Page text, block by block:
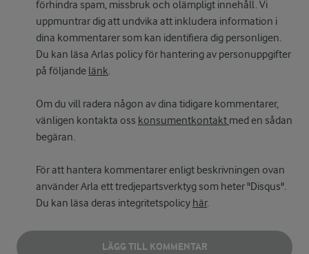
förhindra spam, missbruk och olämpligt innehåll. Vi
uppmuntrar dig att undvika att inkludera information i
dina kommentarer som kan identifiera dig personligen.
Du kan läsa Arlas policy för hantering av personuppgifter
på följande länk.
Om du vill radera någon av dina tidigare kommentarer,
vänligen kontakta oss konsumentkontakt med en sådan
begäran.
För att hantera kommentarer enligt beskrivningen ovan
använder Arla ett tredjepartsverktyg som heter "Disqus".
Du kan läsa deras integritetspolicy här.
LÄGG TILL KOMMENTAR